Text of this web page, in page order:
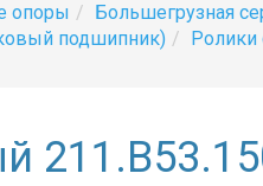
опоры
Большегрузная
подшипник)
Ролики